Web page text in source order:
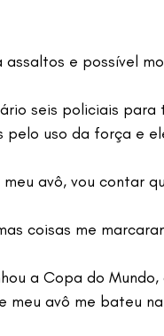
e possível
seis policiais
pelo uso da força e
avô, vou contar
coisas me
a Copa do
meu avô me bateu